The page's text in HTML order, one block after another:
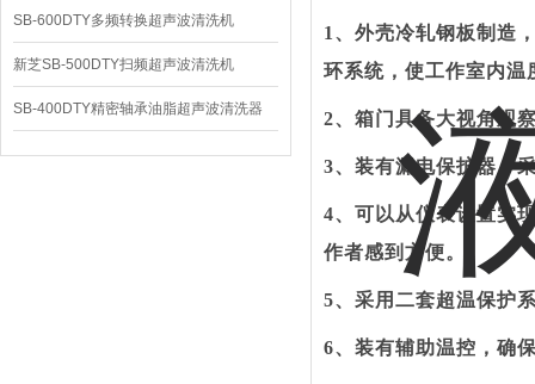
SB-600DTY多频转换超声波清洗机
新芝SB-500DTY扫频超声波清洗机
SB-400DTY精密轴承油脂超声波清洗器
1、 外壳冷轧钢板制造
环系统，使工作室内温
2、 箱门具备大视角观
3、 装有漏电保护器，
4、 可以从仪表设置实
作者感到方便。
5、 采用二套超温保护
6、 装有辅助温控，确